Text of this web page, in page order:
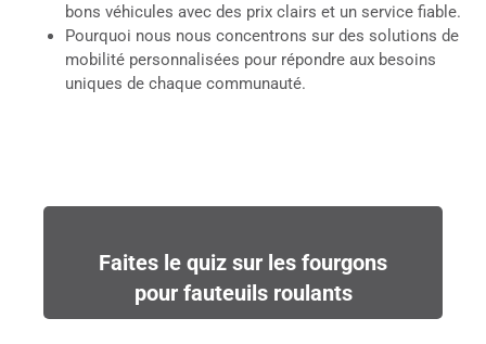
bons véhicules avec des prix clairs et un service fiable.
Pourquoi nous nous concentrons sur des solutions de
mobilité personnalisées pour répondre aux besoins
uniques de chaque communauté.
Faites le quiz sur les fourgons
pour fauteuils roulants